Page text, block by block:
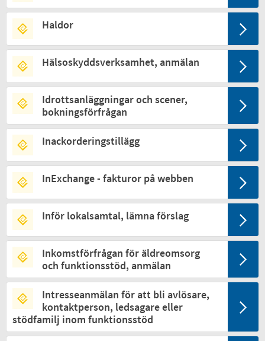
Haldor
Hälsoskyddsverksamhet, anmälan
Idrottsanläggningar och scener,
bokningsförfrågan
Inackorderingstillägg
InExchange - fakturor på webben
Inför lokalsamtal, lämna förslag
Inkomstförfrågan för äldreomsorg
och funktionsstöd, anmälan
Intresseanmälan för att bli avlösare,
kontaktperson, ledsagare eller
stödfamilj inom funktionsstöd